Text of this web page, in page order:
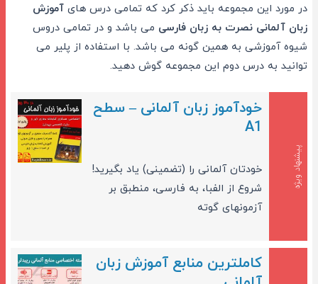
در مورد این مجموعه باید ذکر کرد که تمامی درس های آموزش
زبان آلمانی نصرت به زبان فارسیمی باشد و در تمامی دروس
شیوه آموزشی به همین گونه می باشد. با استفاده از پلیر می
توانید به درس دوم این مجموعه گوش دهید.
پیشنهاد ویژه
خودآموز زبان آلمانی – سطح
A1
خودتان آلمانی را (تضمینی) یاد بگیرید!
شروع از الفبا، به فارسی، منطبق بر
آزمونهای گوته
کاملترین منابع آموزش زبان